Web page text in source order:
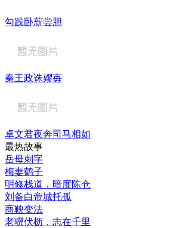
勾践卧薪尝胆
秦王政诛嫪毐
卓文君夜奔司马相如
最热故事
岳母刺字
梅妻鹤子
明修栈道，暗度陈仓
刘备白帝城托孤
商鞅变法
老骥伏枥，志在千里